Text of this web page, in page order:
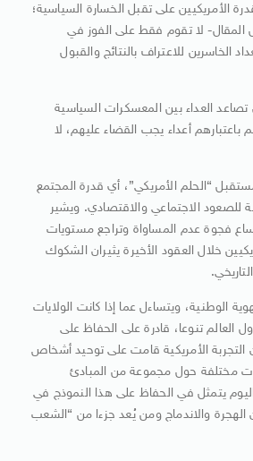
الأمريكيين على تقبل الخسارة السياسية؛
المقال- لا تقوم فقط على الفوز في
الخاسرين للاعتراف بالنتائج والقبول
العداء بين المعسكرات السياسية
باعتبارهم أعداء يجب القضاء عليهم، لا
“الحلم الأمريكي”، أي قدرة المجتمع
الاجتماعي والاقتصادي. ويشير
فجوة عدم المساواة وتراجع مستويات
خلال العقود الأخيرة يثيران الشكوك
الوطنية، ويتساءل عما إذا كانت الولايات
العالم تنوعا، قادرة على الحفاظ على
التجربة الأمريكية قامت على توحيد أشخاص
مختلفة حول مجموعة من المبادئ
يتمثل في الحفاظ على هذا النموذج في
الهجرة والاندماج ومن يُعد جزءا من “الشعب